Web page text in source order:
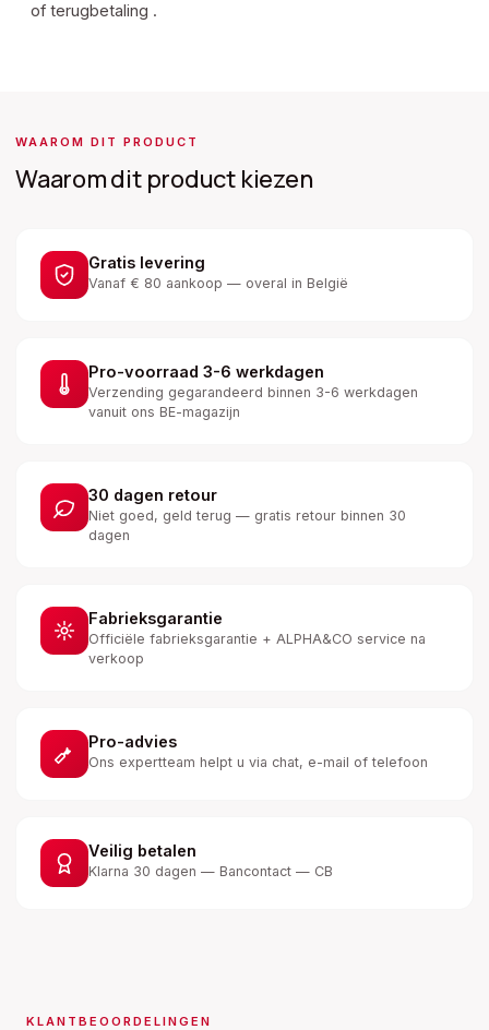
of terugbetaling .
WAAROM DIT PRODUCT
Waarom dit product kiezen
Gratis levering
Vanaf € 80 aankoop — overal in België
Pro-voorraad 3-6 werkdagen
Verzending gegarandeerd binnen 3-6 werkdagen
vanuit ons BE-magazijn
30 dagen retour
Niet goed, geld terug — gratis retour binnen 30
dagen
Fabrieksgarantie
Officiële fabrieksgarantie + ALPHA&CO service na
verkoop
Pro-advies
Ons expertteam helpt u via chat, e-mail of telefoon
Veilig betalen
Klarna 30 dagen — Bancontact — CB
KLANTBEOORDELINGEN